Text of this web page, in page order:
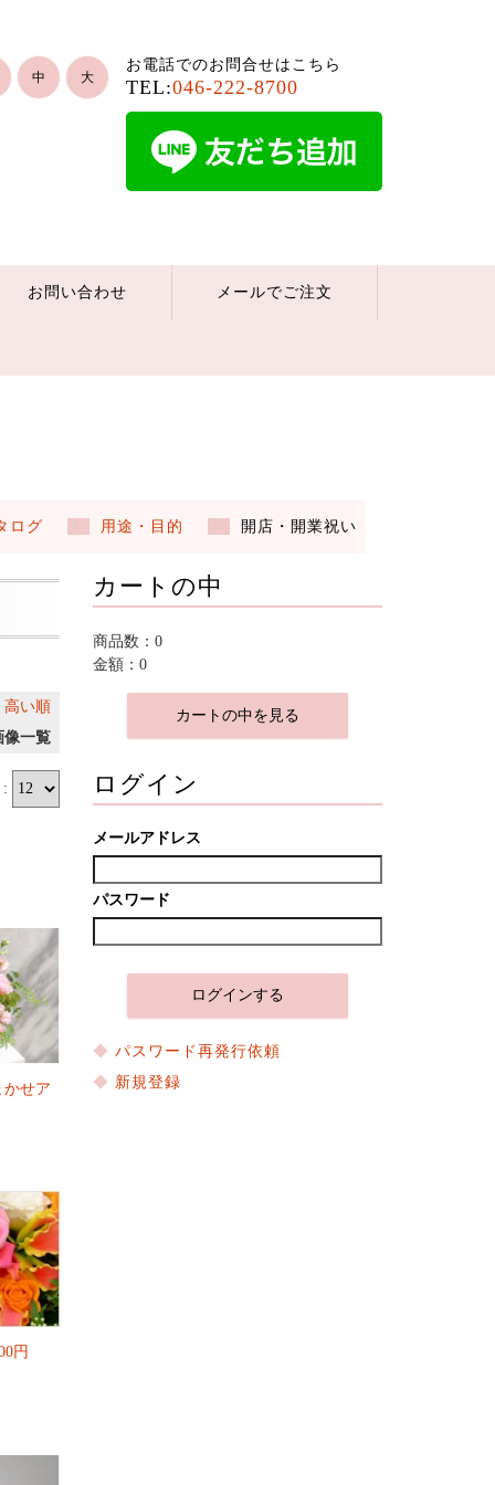
お電話でのお問合せはこちら
TEL:046-222-8700
中 大
お問い合わせ メールでご注文
ログ 用途・目的 開店・開業祝い
高い順
像一覧
:
かせア
円
カートの中
商品数：0
金額：0
カートの中を見る
ログイン
メールアドレス
パスワード
パスワード再発行依頼
新規登録